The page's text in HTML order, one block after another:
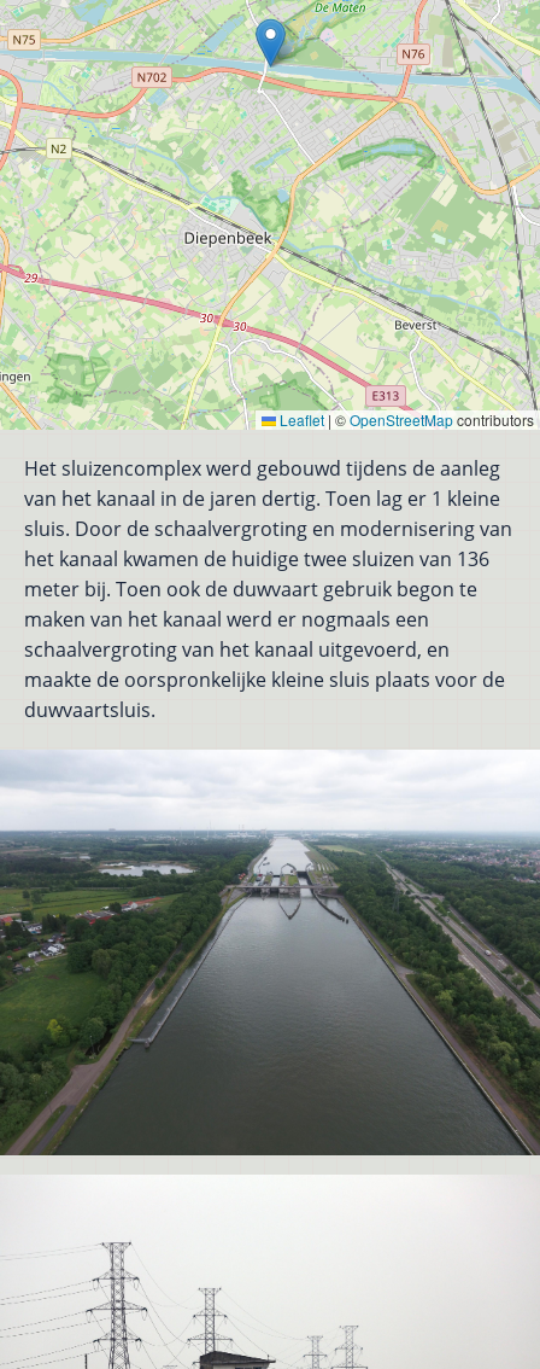
Leaflet | ©OpenStreetMapcontributors
Het sluizencomplex werd gebouwd tijdens de aanleg
van het kanaal in de jaren dertig. Toen lag er 1 kleine
sluis. Door de schaalvergroting en modernisering van
het kanaal kwamen de huidige twee sluizen van 136
meter bij. Toen ook de duwvaart gebruik begon te
maken van het kanaal werd er nogmaals een
schaalvergroting van het kanaal uitgevoerd, en
maakte de oorspronkelijke kleine sluis plaats voor de
duwvaartsluis.